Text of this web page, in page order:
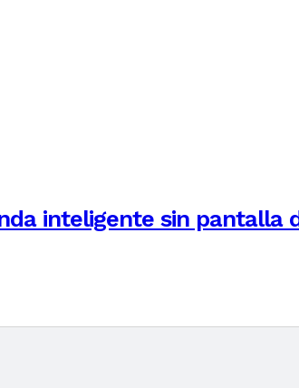
inteligente sin pantalla